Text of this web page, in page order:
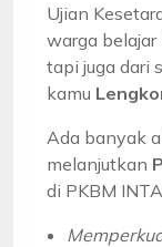
Ujian
warga
tapi juga dari
kamu
Ada banyak
melanjutkan
di PKBM